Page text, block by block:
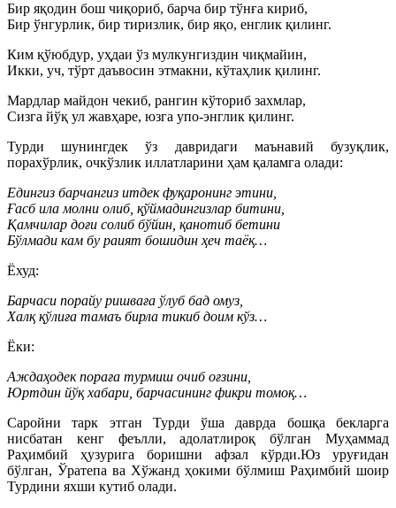
Бир яқодин бош чиқориб, барча бир тўнға кириб,
Бир ўнгурлик, бир тиризлик, бир яқо, енглик қилинг.
Ким қўюбдур, уҳдаи ўз мулкунгиздин чиқмайин,
Икки, уч, тўрт даъвосин этмакни, кўтаҳлик қилинг.
Мардлар майдон чекиб, рангин кўториб захмлар,
Сизга йўқ ул жавҳаре, юзга упо-энглик қилинг.
Турди шунингдек ўз давридаги маънавий бузуқлик,
порахўрлик, очкўзлик иллатларини ҳам қаламга олади:
Едингиз барчангиз итдек фуқаронинг этини,
Ғасб ила молни олиб, қўймадингизлар битини,
Қамчилар доғи солиб бўйин, қанотиб бетини
Бўлмади кам бу раият бошидин ҳеч таёқ…
Ёхуд:
Барчаси порайу ришваға ўлуб бад омуз,
Халқ қўлиға тамаъ бирла тикиб доим кўз…
Ёки:
Аждаҳодек пораға турмиш очиб оғзини,
Юртдин йўқ хабари, барчасининг фикри томоқ…
Саройни тарк этган Турди ўша даврда бошқа бекларга
нисбатан кенг феълли, адолатлироқ бўлган Муҳаммад
Раҳимбий ҳузурига боришни афзал кўрди.Юз уруғидан
бўлган, Ўратепа ва Хўжанд ҳокими бўлмиш Раҳимбий шоир
Турдини яхши кутиб олади.